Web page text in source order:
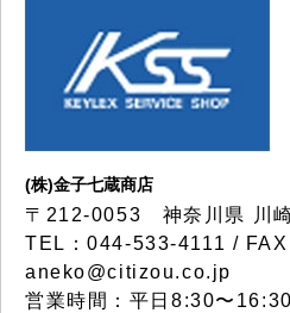
(株)金子七蔵商店
〒212-0053 神奈川県 川
TEL：044-533-4111 /
aneko@citizou.co.jp
営業時間：平日8:30〜